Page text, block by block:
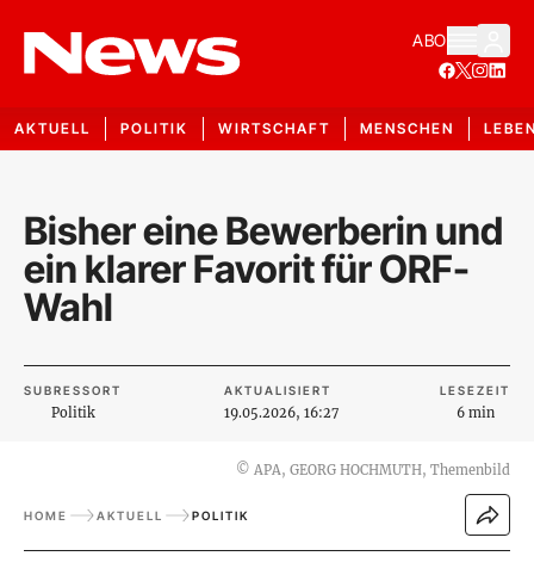
ABO
AKTUELL POLITIK WIRTSCHAFT MENSCHEN
Bisher eine Bewerberin und
ein klarer Favorit für ORF-
Wahl
SUBRESSORT
Politik
AKTUALISIERT
19.05.2026, 16:27
LESEZEIT
6 min
© APA, GEORG HOCHMUTH, Themenbild
HOME AKTUELL POLITIK